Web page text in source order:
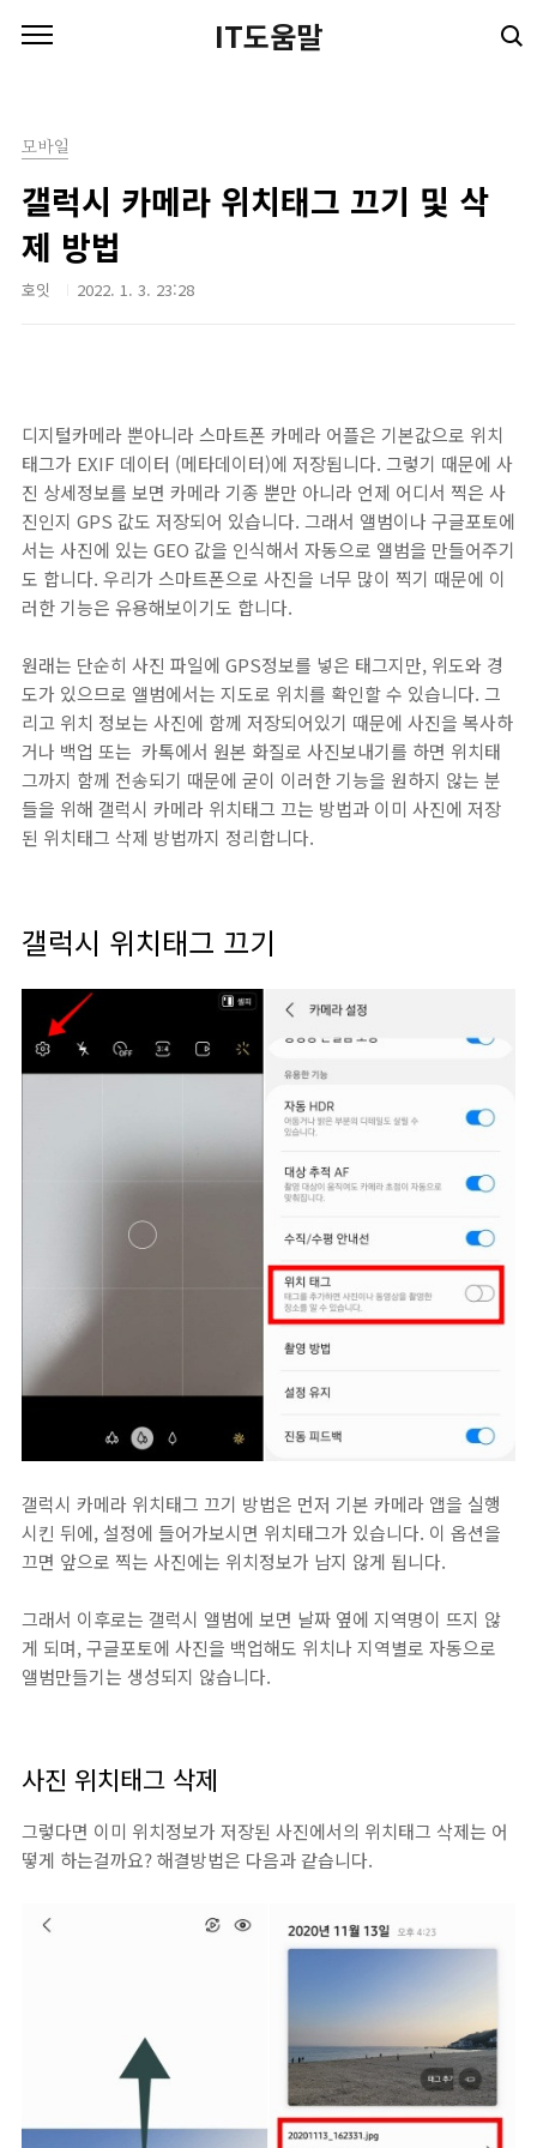
IT도움말
모바일
갤럭시 카메라 위치태그 끄기 및 삭
제 방법
호잇 2022. 1. 3. 23:28
디지털카메라 뿐아니라 스마트폰 카메라 어플은 기본값으로 위치
태그가 EXIF 데이터 (메타데이터)에 저장됩니다. 그렇기 때문에 사
진 상세정보를 보면 카메라 기종 뿐만 아니라 언제 어디서 찍은 사
진인지 GPS 값도 저장되어 있습니다. 그래서 앨범이나 구글포토에
서는 사진에 있는 GEO 값을 인식해서 자동으로 앨범을 만들어주기
도 합니다. 우리가 스마트폰으로 사진을 너무 많이 찍기 때문에 이
러한 기능은 유용해보이기도 합니다.
원래는 단순히 사진 파일에 GPS정보를 넣은 태그지만, 위도와 경
도가 있으므로 앨범에서는 지도로 위치를 확인할 수 있습니다. 그
리고 위치 정보는 사진에 함께 저장되어있기 때문에 사진을 복사하
거나 백업 또는 카톡에서 원본 화질로 사진보내기를 하면 위치태
그까지 함께 전송되기 때문에 굳이 이러한 기능을 원하지 않는 분
들을 위해 갤럭시 카메라 위치태그 끄는 방법과 이미 사진에 저장
된 위치태그 삭제 방법까지 정리합니다.
갤럭시 위치태그 끄기
갤럭시 카메라 위치태그 끄기 방법은 먼저 기본 카메라 앱을 실행
시킨 뒤에, 설정에 들어가보시면 위치태그가 있습니다. 이 옵션을
끄면 앞으로 찍는 사진에는 위치정보가 남지 않게 됩니다.
그래서 이후로는 갤럭시 앨범에 보면 날짜 옆에 지역명이 뜨지 않
게 되며, 구글포토에 사진을 백업해도 위치나 지역별로 자동으로
앨범만들기는 생성되지 않습니다.
사진 위치태그 삭제
그렇다면 이미 위치정보가 저장된 사진에서의 위치태그 삭제는 어
떻게 하는걸까요? 해결방법은 다음과 같습니다.